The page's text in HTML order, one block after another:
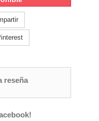
reseña